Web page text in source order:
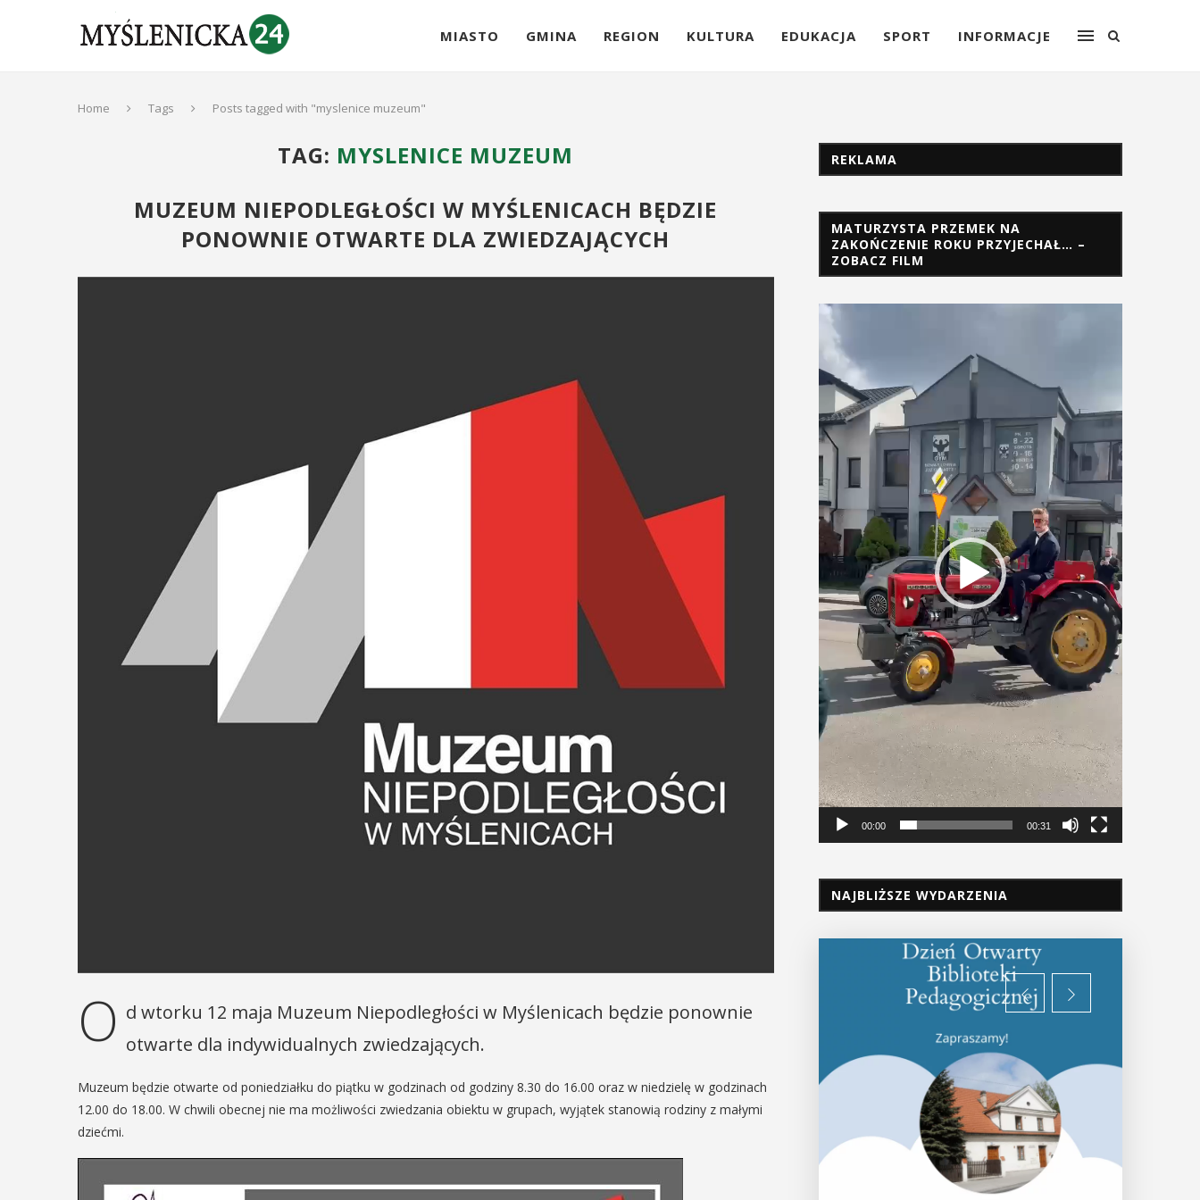
MIASTO GMINA REGION KULTURA EDUKACJA SPORT INFORMACJE
Home Tags Posts tagged with "myslenice muzeum"
TAG: MYSLENICE MUZEUM
MUZEUM NIEPODLEGŁOŚCI W MYŚLENICACH BĘDZIE
PONOWNIE OTWARTE DLA ZWIEDZAJĄCYCH
O d wtorku 12 maja Muzeum Niepodległości w Myślenicach będzie ponownie
otwarte dla indywidualnych zwiedzających.
Muzeum będzie otwarte od poniedziałku do piątku w godzinach od godziny 8.30 do 16.00 oraz w niedzielę w godzinach
12.00 do 18.00. W chwili obecnej nie ma możliwości zwiedzania obiektu w grupach, wyjątek stanowią rodziny z małymi
dziećmi.
REKLAMA
MATURZYSTA PRZEMEK NA
ZAKOŃCZENIE ROKU PRZYJECHAŁ… –
ZOBACZ FILM
Odtwarzacz
video
00:00 00:31
NAJBLIŻSZE WYDARZENIA